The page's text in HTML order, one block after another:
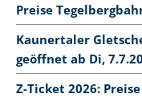
Preise
Kaunertaler
geöffnet ab Di,
Z-Ticket 2026: